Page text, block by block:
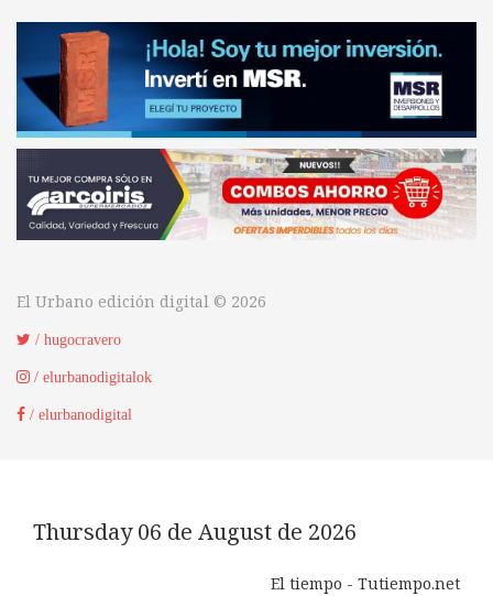
El Urbano edición digital © 2026
/ hugocravero
/ elurbanodigitalok
/ elurbanodigital
Thursday 06 de August de 2026
El tiempo - Tutiempo.net